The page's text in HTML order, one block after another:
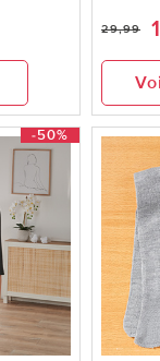
29,99
-50%